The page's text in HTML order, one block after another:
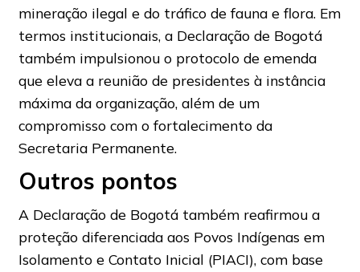
mineração ilegal e do tráfico de fauna e flora. Em
termos institucionais, a Declaração de Bogotá
também impulsionou o protocolo de emenda
que eleva a reunião de presidentes à instância
máxima da organização, além de um
compromisso com o fortalecimento da
Secretaria Permanente.
Outros pontos
A Declaração de Bogotá também reafirmou a
proteção diferenciada aos Povos Indígenas em
Isolamento e Contato Inicial (PIACI), com base